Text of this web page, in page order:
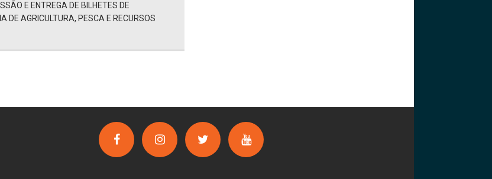
E ENTREGA DE BILHETES DE
DE AGRICULTURA, PESCA E RECURSOS